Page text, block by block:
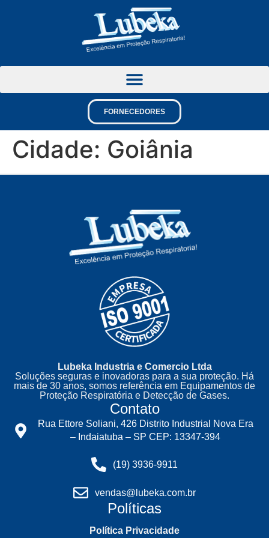
FORNECEDORES
Cidade: Goiânia
Lubeka Industria e Comercio Ltda
Soluções seguras e inovadoras para a sua proteção. Há
mais de 30 anos, somos referência em Equipamentos de
Proteção Respiratória e Detecção de Gases.
Contato
Rua Ettore Soliani, 426 Distrito Industrial Nova Era
– Indaiatuba – SP CEP: 13347-394
(19) 3936-9911
vendas@lubeka.com.br
Políticas
Política Privacidade